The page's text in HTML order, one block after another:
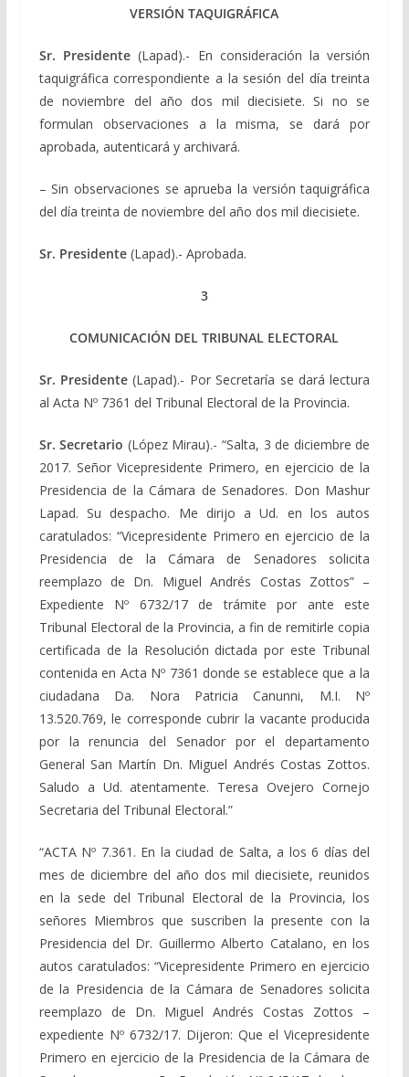
VERSIÓN TAQUIGRÁFICA
Sr. Presidente(Lapad).- En consideración la versión
taquigráfica correspondiente a la sesión del día treinta
de noviembre del año dos mil diecisiete. Si no se
formulan observaciones a la misma, se dará por
aprobada, autenticará y archivará.
– Sin observaciones se aprueba la versión taquigráfica
del día treinta de noviembre del año dos mil diecisiete.
Sr. Presidente(Lapad).- Aprobada.
3
COMUNICACIÓN DEL TRIBUNAL ELECTORAL
Sr. Presidente(Lapad).- Por Secretaría se dará lectura
al Acta Nº 7361 del Tribunal Electoral de la Provincia.
Sr. Secretario (López Mirau).- “Salta, 3 de diciembre de
2017. Señor Vicepresidente Primero, en ejercicio de la
Presidencia de la Cámara de Senadores. Don Mashur
Lapad. Su despacho. Me dirijo a Ud. en los autos
caratulados: “Vicepresidente Primero en ejercicio de la
Presidencia de la Cámara de Senadores solicita
reemplazo de Dn. Miguel Andrés Costas Zottos” –
Expediente Nº 6732/17 de trámite por ante este
Tribunal Electoral de la Provincia, a fin de remitirle copia
certificada de la Resolución dictada por este Tribunal
contenida en Acta Nº 7361 donde se establece que a la
ciudadana Da. Nora Patricia Canunni, M.I. Nº
13.520.769, le corresponde cubrir la vacante producida
por la renuncia del Senador por el departamento
General San Martín Dn. Miguel Andrés Costas Zottos.
Saludo a Ud. atentamente. Teresa Ovejero Cornejo
Secretaria del Tribunal Electoral.”
“ACTA Nº 7.361. En la ciudad de Salta, a los 6 días del
mes de diciembre del año dos mil diecisiete, reunidos
en la sede del Tribunal Electoral de la Provincia, los
señores Miembros que suscriben la presente con la
Presidencia del Dr. Guillermo Alberto Catalano, en los
autos caratulados: “Vicepresidente Primero en ejercicio
de la Presidencia de la Cámara de Senadores solicita
reemplazo de Dn. Miguel Andrés Costas Zottos –
expediente Nº 6732/17. Dijeron: Que el Vicepresidente
Primero en ejercicio de la Presidencia de la Cámara de